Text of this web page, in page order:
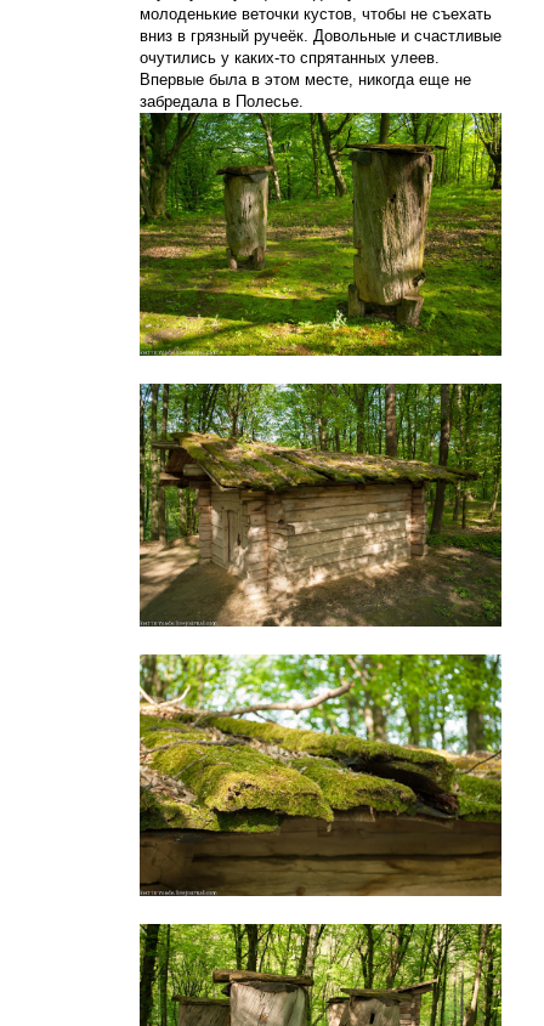
молоденькие веточки кустов, чтобы не съехать
вниз в грязный ручеёк. Довольные и счастливые
очутились у каких-то спрятанных улеев.
Впервые была в этом месте, никогда еще не
забредала в Полесье.